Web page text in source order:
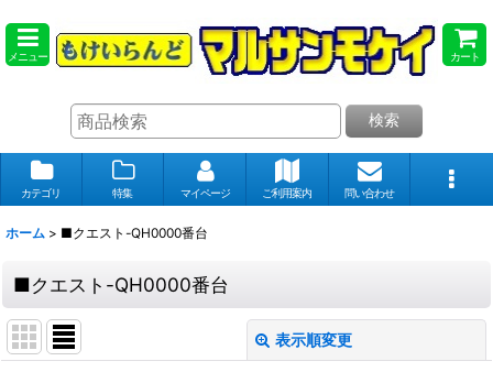
メニュー カート
検索
カテゴリ 特集 マイページ ご利用案内 問い合わせ
ホーム > ■クエスト-QH0000番台
■クエスト-QH0000番台
表示順変更